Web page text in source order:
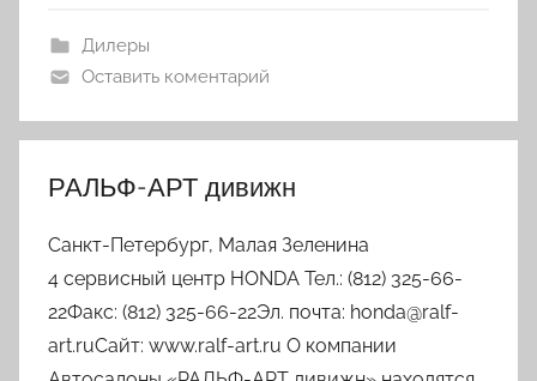
Дилеры
Оставить коментарий
РАЛЬФ-АРТ дивижн
Санкт-Петербург, Малая Зеленина
4 сервисный центр HONDA Тел.: (812) 325-66-
22Факс: (812) 325-66-22Эл. почта: honda@ralf-
art.ruСайт: www.ralf-art.ru О компании